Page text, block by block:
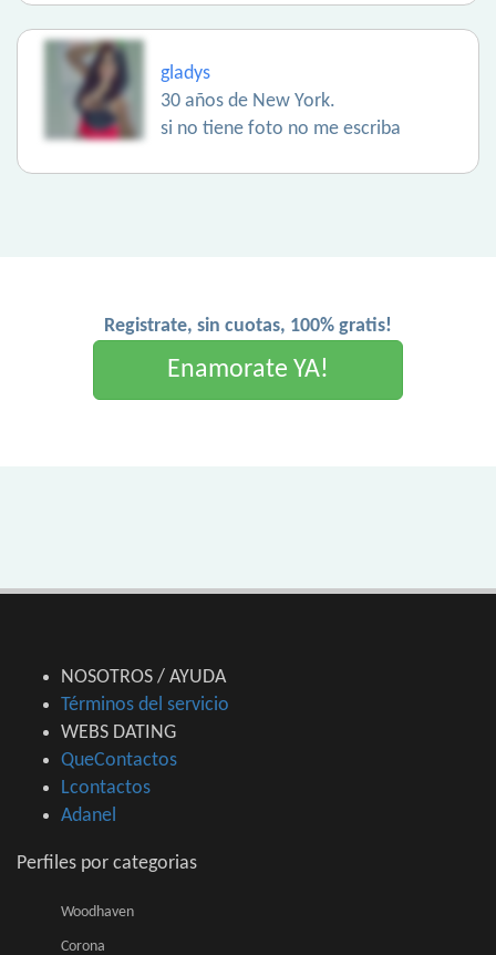
gladys
30 años de New York.
si no tiene foto no me escriba
Registrate, sin cuotas, 100% gratis!
Enamorate YA!
NOSOTROS / AYUDA
Términos del servicio
WEBS DATING
QueContactos
Lcontactos
Adanel
Perfiles por categorias
Woodhaven
Corona